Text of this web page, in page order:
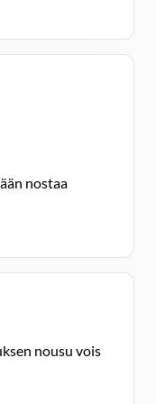
nostaa
nousu vois